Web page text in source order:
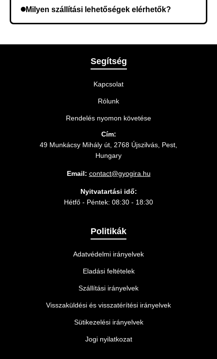
meg a rendelést.
Milyen szállítási lehetőségek elérhetők?
legmegfelelőbb szállítási módot.
Segítség
Kapcsolat
Rólunk
Rendelés nyomon követése
Cím:
49 Munkácsy Mihály út, 2768 Újszilvás, Pest,
Hungary
Email: contact@gyogira.hu
Nyitvatartási idő:
Hétfő - Péntek: 08:30 - 18:30
Politikák
Adatvédelmi irányelvek
Eladási feltételek
Szállítási irányelvek
Visszaküldési és visszatérítési irányelvek
Sütikezelési irányelvek
Jogi nyilatkozat